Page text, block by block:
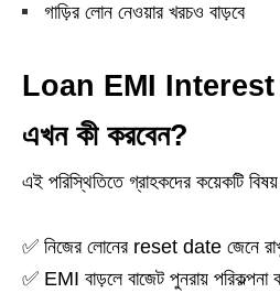
গাড়ির লোন নেওয়ার খরচও বাড়বে
Loan EMI
এখন কী করবেন?
এই পরিস্থিতিতে গ্রাহকদের কয়েকটি
✅ নিজের লোনের reset date জেনে
✅ EMI বাড়লে বাজেট পুনরায়